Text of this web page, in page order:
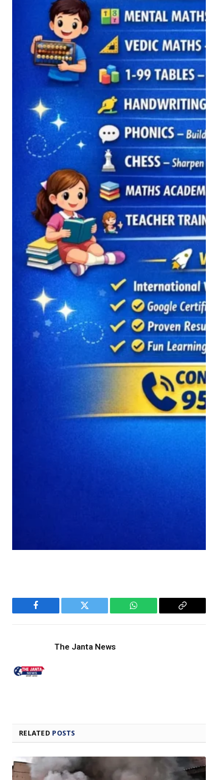
Facebook Twitter WhatsApp
Copy
The Janta News
RELATED POSTS